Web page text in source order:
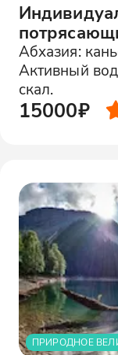
Абхазия:
Активный
скал.
15000₽
ПРИРОДНОЕ